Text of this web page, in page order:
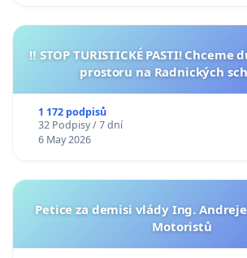
‼️ STOP TURISTICKÉ PASTI!
prostoru na Radnických
1 172 podpisů
32 Podpisy / 7 dní
6 May 2026
Petice za demisi vlády Ing. Andreje
Motoristů